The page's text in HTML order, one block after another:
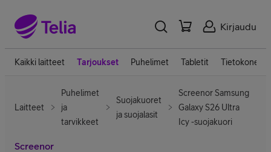
Kirjaudu
Kaikki laitteet Tarjoukset Puhelimet Tabletit Tietokoneet
Laitteet
Puhelimet
ja
tarvikkeet
Suojakuoret
ja suojalasit
Screenor Samsung
Galaxy S26 Ultra
Icy -suojakuori
Screenor